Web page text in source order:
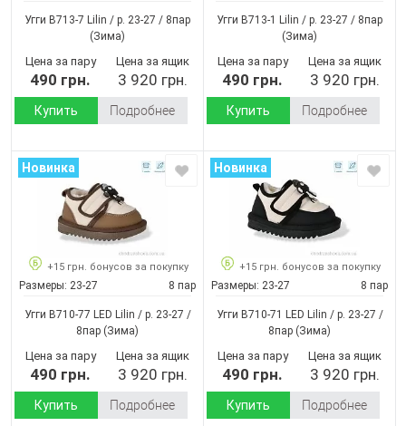
Угги B713-7 Lilin / p. 23-27 / 8пар
(Зима)
Цена за пару
490 грн.
Цена за ящик
3 920 грн.
Купить Подробнее
Угги B713-1 Lilin / p. 23-27 / 8пар
(Зима)
Цена за пару
490 грн.
Цена за ящик
3 920 грн.
Купить Подробнее
Новинка
+15 грн. бонусов за покупку
Размеры: 23-27 8 пар
Угги B710-77 LED Lilin / p. 23-27 /
8пар (Зима)
Цена за пару
490 грн.
Цена за ящик
3 920 грн.
Купить Подробнее
Новинка
+15 грн. бонусов за покупку
Размеры: 23-27 8 пар
Угги B710-71 LED Lilin / p. 23-27 /
8пар (Зима)
Цена за пару
490 грн.
Цена за ящик
3 920 грн.
Купить Подробнее